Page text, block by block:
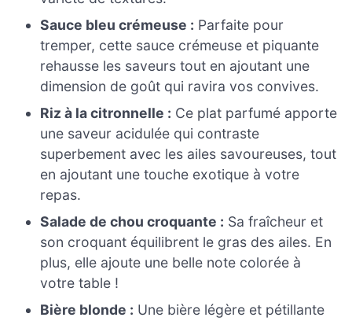
Sauce bleu crémeuse : Parfaite pour
tremper, cette sauce crémeuse et piquante
rehausse les saveurs tout en ajoutant une
dimension de goût qui ravira vos convives.
Riz à la citronnelle : Ce plat parfumé apporte
une saveur acidulée qui contraste
superbement avec les ailes savoureuses, tout
en ajoutant une touche exotique à votre
repas.
Salade de chou croquante : Sa fraîcheur et
son croquant équilibrent le gras des ailes. En
plus, elle ajoute une belle note colorée à
votre table !
Bière blonde : Une bière légère et pétillante